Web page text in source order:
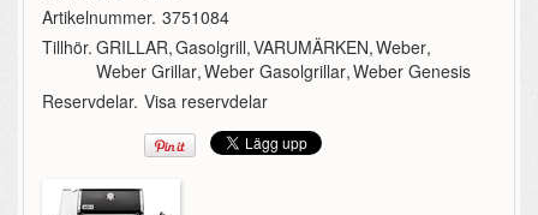
Artikelnummer. 3751084
Tillhör. GRILLAR,Gasolgrill,VARUMÄRKEN,Weber,
Weber Grillar,Weber Gasolgrillar,Weber Genesis
Reservdelar. Visa reservdelar